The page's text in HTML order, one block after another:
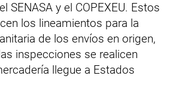
SENASA y el COPEXEU. Estos
los lineamientos para la
de los envíos en origen,
inspecciones se realicen
llegue a Estados